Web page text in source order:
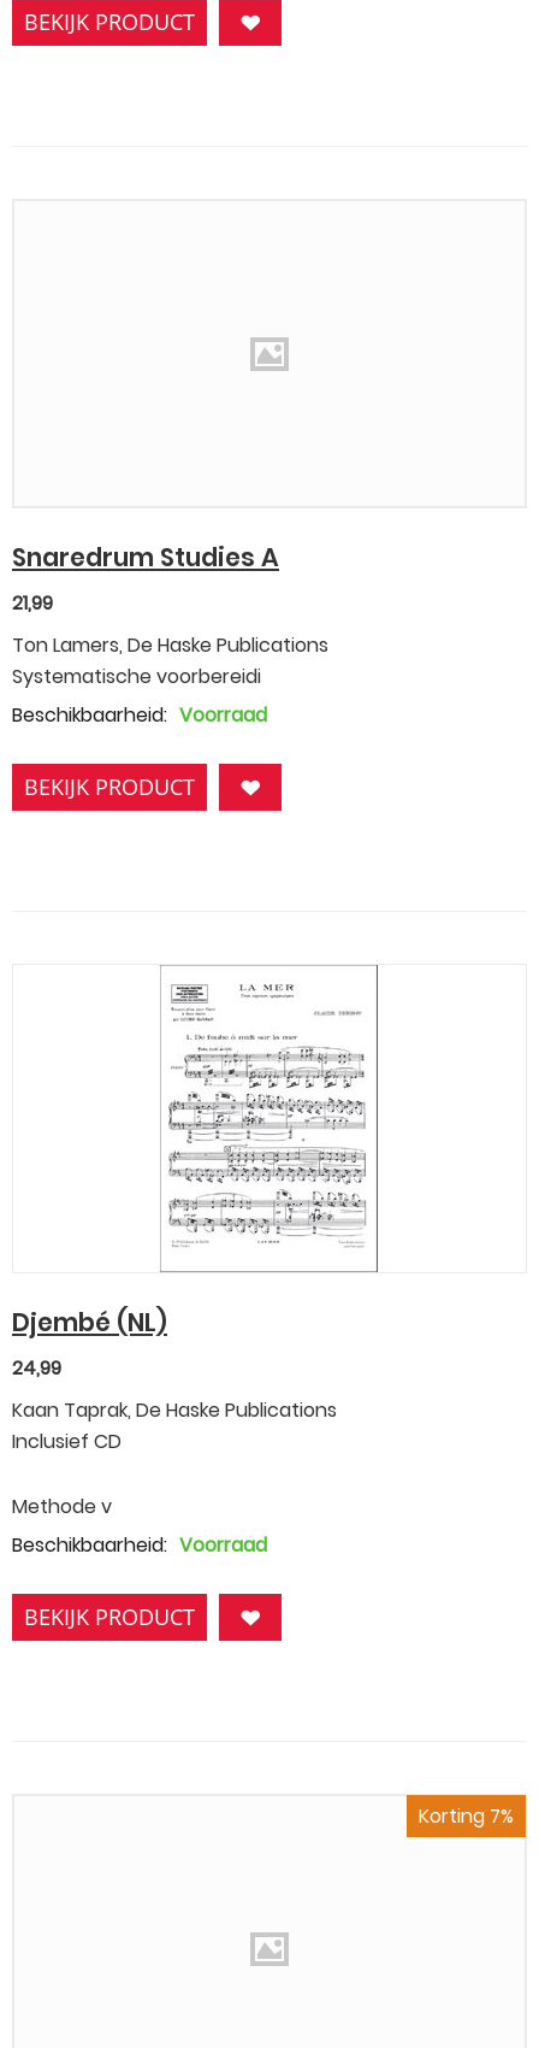
BEKIJK PRODUCT
Snaredrum Studies A
21,99
Ton Lamers, De Haske Publications
Systematische voorbereidi
Beschikbaarheid: Voorraad
BEKIJK PRODUCT
Djembé (NL)
24,99
Kaan Taprak, De Haske Publications
Inclusief CD
Methode v
Beschikbaarheid: Voorraad
BEKIJK PRODUCT
Korting 7%